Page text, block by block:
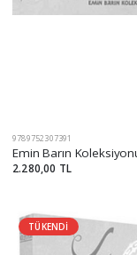
9789752307391
2.280,00 TL
TÜKENDİ